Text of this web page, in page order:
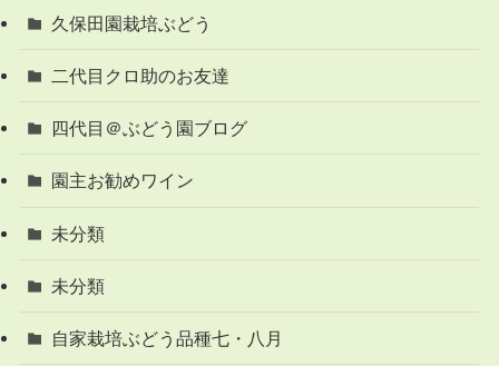
久保田園栽培ぶどう
二代目クロ助のお友達
四代目＠ぶどう園ブログ
園主お勧めワイン
未分類
未分類
自家栽培ぶどう品種七・八月